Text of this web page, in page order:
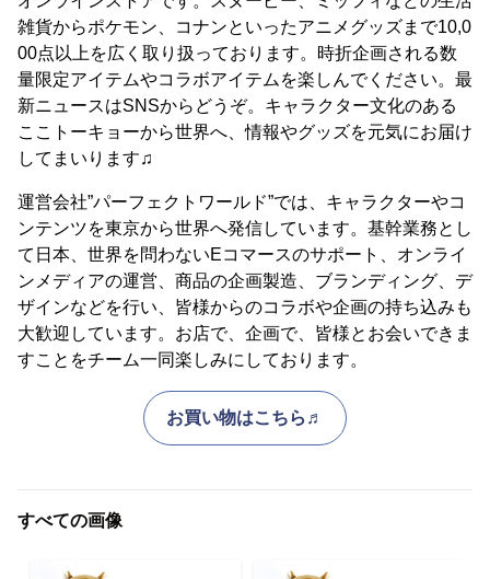
雑貨からポケモン、コナンといったアニメグッズまで10,0
00点以上を広く取り扱っております。時折企画される数
量限定アイテムやコラボアイテムを楽しんでください。最
新ニュースはSNSからどうぞ。キャラクター文化のある
ここトーキョーから世界へ、情報やグッズを元気にお届け
してまいります♫
運営会社”パーフェクトワールド”では、キャラクターやコ
ンテンツを東京から世界へ発信しています。基幹業務とし
て日本、世界を問わないEコマースのサポート、オンライ
ンメディアの運営、商品の企画製造、ブランディング、デ
ザインなどを行い、皆様からのコラボや企画の持ち込みも
大歓迎しています。お店で、企画で、皆様とお会いできま
すことをチーム一同楽しみにしております。
お買い物はこちら♬
すべての画像